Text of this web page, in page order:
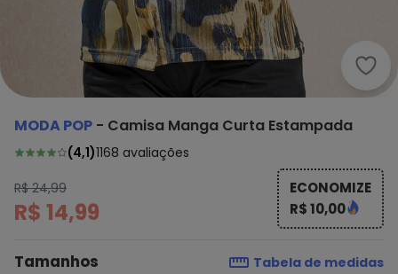
MODA POP - Camisa Manga Curta Estampada
(4,1)1168 avaliações
R$ 24,99
R$ 14,99
ECONOMIZE
R$ 10,00
Tamanhos Tabela de medidas